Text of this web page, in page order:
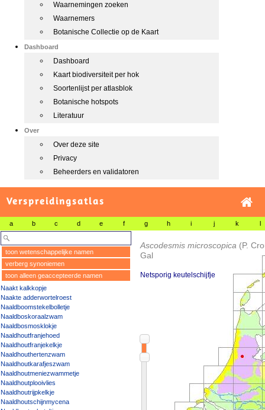
Waarnemingen zoeken
Waarnemers
Botanische Collectie op de Kaart
Dashboard
Dashboard
Kaart biodiversiteit per hok
Soortenlijst per atlasblok
Botanische hotspots
Literatuur
Over
Over deze site
Privacy
Beheerders en validatoren
Verspreidingsatlas
a b c d e f g h i j k l
toon wetenschappelijke namen
verberg synoniemen
toon alleen geaccepteerde namen
Naakt kalkkopje
Naakte adderwortelroest
Naaldboomstekelbolletje
Naaldboskoraalzwam
Naaldbosmosklokje
Naaldhoutfranjehoed
Naaldhoutfranjekelkje
Naaldhouthertenzwam
Naaldhoutkarafjeszwam
Naaldhoutmeniezwammetje
Naaldhoutplooivlies
Naaldhoutrijpkelkje
Naaldhoutschijnmycena
Ascodesmis microscopica (P.
Gal
Netsporig keutelschijfje